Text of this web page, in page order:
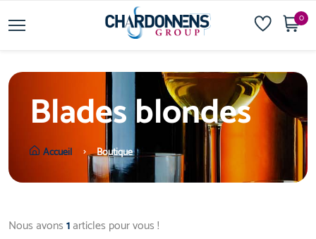
0
Blades blondes
Accueil Boutique
Nous avons1articles pour vous !